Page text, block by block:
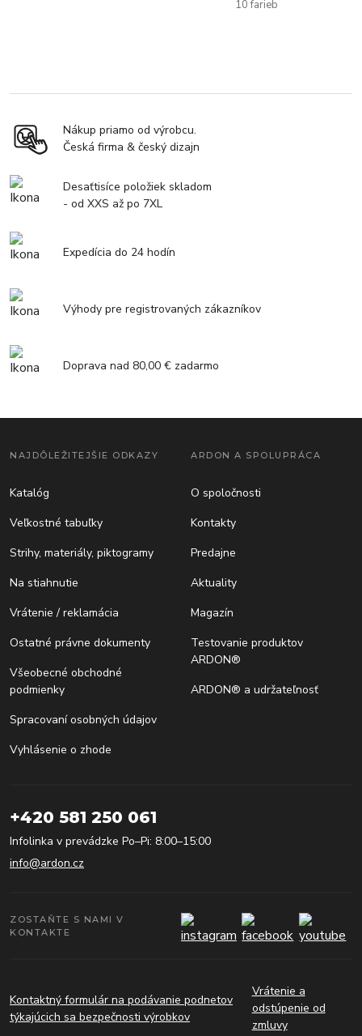
10 farieb
Nákup priamo od výrobcu.
Česká firma & český dizajn
Desaťtisíce položiek skladom
- od XXS až po 7XL
Expedícia do 24 hodín
Výhody pre registrovaných zákazníkov
Doprava nad 80,00 € zadarmo
NAJDÔLEŽITEJŠIE ODKAZY
Katalóg
Veľkostné tabuľky
Strihy, materiály, piktogramy
Na stiahnutie
Vrátenie / reklamácia
Ostatné právne dokumenty
Všeobecné obchodné
podmienky
Spracovaní osobných údajov
Vyhlásenie o zhode
ARDON A SPOLUPRÁCA
O spoločnosti
Kontakty
Predajne
Aktuality
Magazín
Testovanie produktov
ARDON®
ARDON® a udržateľnosť
+420 581 250 061
Infolinka v prevádzke Po–Pi: 8:00–15:00
info@ardon.cz
ZOSTAŇTE S NAMI V
KONTAKTE
Kontaktný formulár na podávanie podnetov
týkajúcich sa bezpečnosti výrobkov
Vrátenie a
odstúpenie od
zmluvy